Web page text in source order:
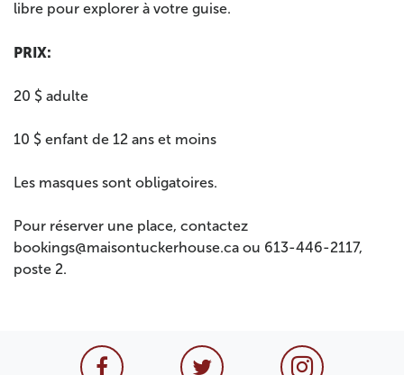
libre pour explorer à votre guise.
PRIX:
20 $ adulte
10 $ enfant de 12 ans et moins
Les masques sont obligatoires.
Pour réserver une place, contactez
bookings@maisontuckerhouse.ca ou 613-446-2117,
poste 2.